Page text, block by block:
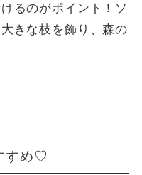
るのがポイント！ソ
きな枝を飾り、森の
すめ♡